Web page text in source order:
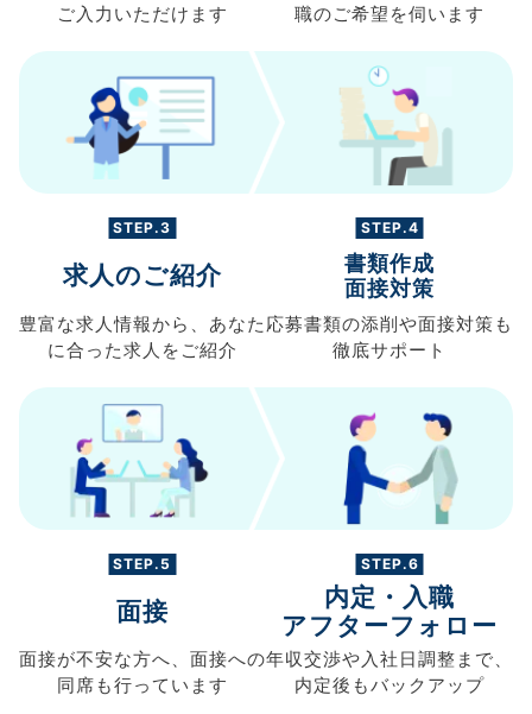
ご入力 いただけます
職のご希望を伺います
STEP.3
求人のご紹介
豊富な求人情報から、 あなた
に合った求人を ご紹介
STEP.4
書類作成
面接対策
応募書類の添削や面接対策も
徹底サポート
STEP.5
面接
面接が不安な方へ、 面接への
同席も行っています
STEP.6
内定・入職
アフターフォロー
年収交渉や入社日調整まで、
内定後もバックアップ